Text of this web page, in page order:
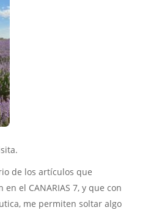
de los artículos que
el CANARIAS 7, y que con
me permiten soltar algo